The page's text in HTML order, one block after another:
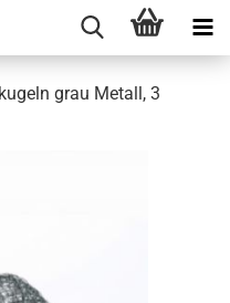
grau Metall, 3